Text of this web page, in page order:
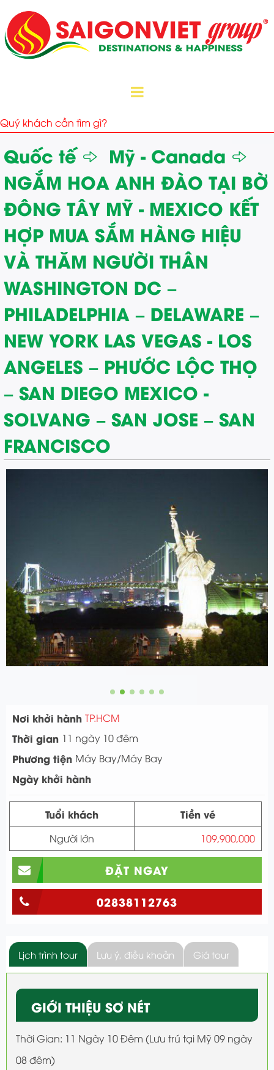
Quốc tế
Mỹ - Canada
NGẮM HOA ANH ĐÀO TẠI BỜ
ĐÔNG TÂY MỸ - MEXICO KẾT
HỢP MUA SẮM HÀNG HIỆU
VÀ THĂM NGƯỜI THÂN
WASHINGTON DC –
PHILADELPHIA – DELAWARE –
NEW YORK LAS VEGAS - LOS
ANGELES – PHƯỚC LỘC THỌ
– SAN DIEGO MEXICO -
SOLVANG – SAN JOSE – SAN
FRANCISCO
Nơi khởi hành TP.HCM
Thời gian 11 ngày 10 đêm
Phương tiện Máy Bay/Máy Bay
Ngày khởi hành
Tuổi khách Tiền vé
Người lớn 109,900,000
ĐẶT NGAY
02838112763
Lịch trình tour Lưu ý, điều khoản Giá tour
GIỚI THIỆU SƠ NÉT
Thời Gian: 11 Ngày 10 Đêm (Lưu trú tại Mỹ 09 ngày
08 đêm)